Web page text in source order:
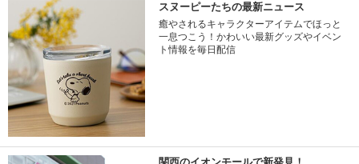
スヌーピーたちの最新ニュース
癒やされるキャラクターアイテムでほっと
一息つこう！かわいい最新グッズやイベン
ト情報を毎日配信